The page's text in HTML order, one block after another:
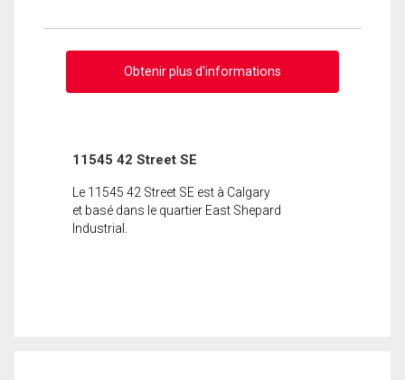
Obtenir plus d'informations
11545 42 Street SE
Le 11545 42 Street SE est à Calgary
et basé dans le quartier East Shepard
Industrial.